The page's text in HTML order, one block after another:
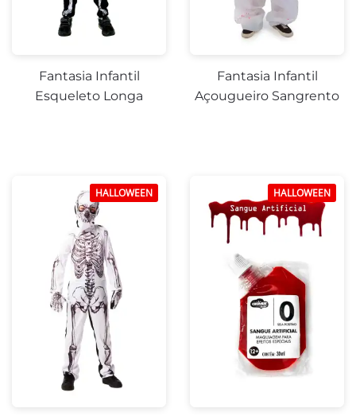
Fantasia Infantil
Esqueleto Longa
Fantasia Infantil
Açougueiro Sangrento
HALLOWEEN HALLOWEEN